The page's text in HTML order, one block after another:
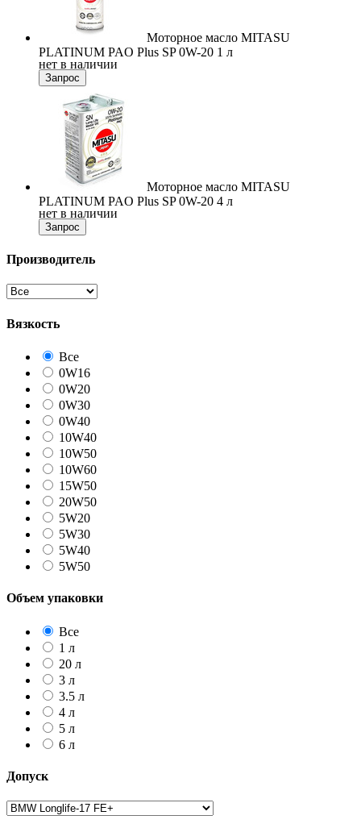
Моторное масло MITASU
PLATINUM PAO Plus SP 0W-20 1 л
нет в наличии
Запрос
Моторное масло MITASU
PLATINUM PAO Plus SP 0W-20 4 л
нет в наличии
Запрос
Производитель
Вязкость
Все
0W16
0W20
0W30
0W40
10W40
10W50
10W60
15W50
20W50
5W20
5W30
5W40
5W50
Объем упаковки
Все
1 л
20 л
3 л
3.5 л
4 л
5 л
6 л
Допуск